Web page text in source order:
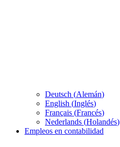
Deutsch (Alemán)
English (Inglés)
Français (Francés)
Nederlands (Holandés)
Empleos en contabilidad